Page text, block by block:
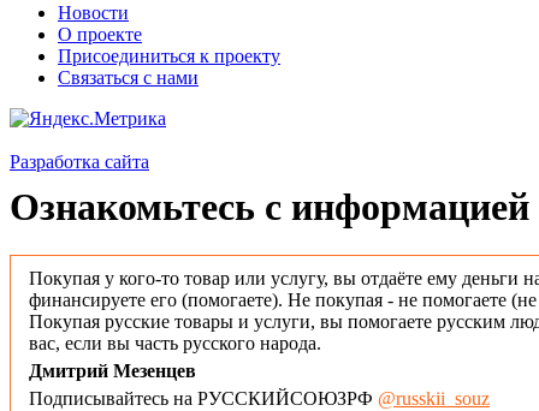
Новости
О проекте
Присоединиться к проекту
Связаться с нами
Разработка сайта
Ознакомьтесь с информацией
Покупая у кого-то товар или услугу, вы отдаёте ему деньги
финансируете его (помогаете). Не покупая - не помогаете
Покупая русские товары и услуги, вы помогаете русским
вас, если вы часть русского народа.
Дмитрий Мезенцев
Подписывайтесь на РУССКИЙСОЮЗРФ @russkii_souz